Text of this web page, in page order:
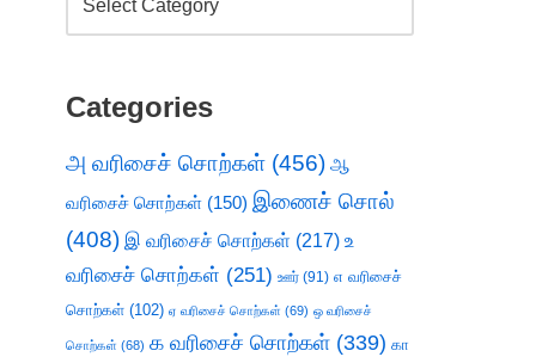
Categories
அ வரிசைச் சொற்கள் (456) ஆ
வரிசைச் சொற்கள் (150) இணைச் சொல்
(408) இ வரிசைச் சொற்கள் (217) உ
வரிசைச் சொற்கள் (251) ஊர் (91) எ வரிசைச்
சொற்கள் (102) ஏ வரிசைச் சொற்கள் (69) ஒ வரிசைச்
சொற்கள் (68) க வரிசைச் சொற்கள் (339) கா